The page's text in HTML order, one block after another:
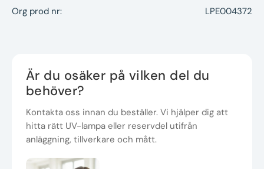
Org prod nr: LPE004372
Är du osäker på vilken del du
behöver?
Kontakta oss innan du beställer. Vi hjälper dig att
hitta rätt UV-lampa eller reservdel utifrån
anläggning, tillverkare och mått.